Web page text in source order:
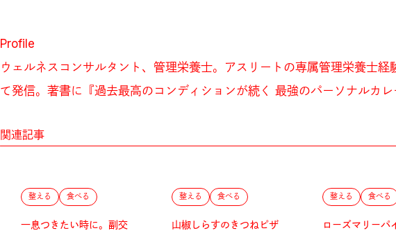
Profile
ウェルネスコンサルタント、管理栄養士。アスリートの専属管理栄養士経
て発信。著書に『過去最高のコンディションが続く 最強のパーソナルカレ
関連記事
整える 食べる
一息つきたい時に。副交
整える 食べる
山椒しらすのきつねピザ
整える 食べる
ローズマリーパ